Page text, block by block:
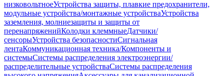
низковольтноеУстройства защиты, плавкие предохранители,
модульные устройства/монтажные устройстваУстройства
заземления, молниезащиты и защиты от
перенапряженийКолодки клеммныеДатчики/
сенсорыУстройства безопасностиСигнальная
лентаКоммуникационная техника/Компоненты и
системыСистемы распределения электроэнергии/
распределительные устройстваСистемы распределения